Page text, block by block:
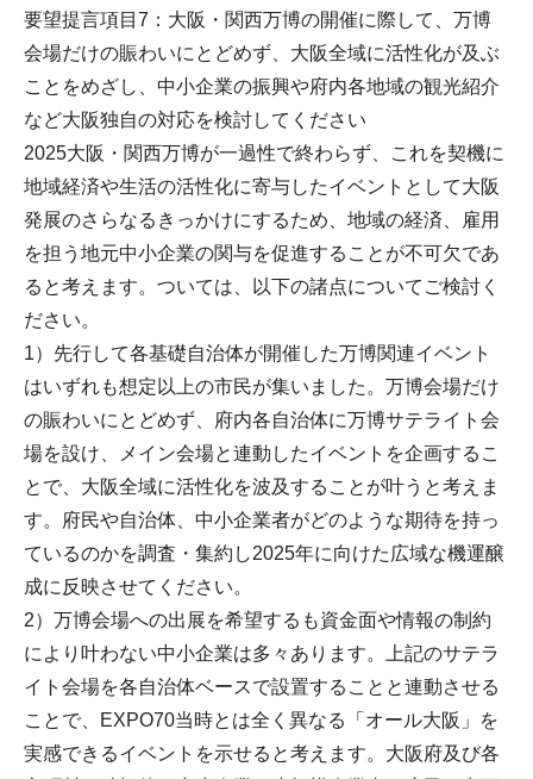
要望提言項目7：大阪・関西万博の開催に際して、万博
会場だけの賑わいにとどめず、大阪全域に活性化が及ぶ
ことをめざし、中小企業の振興や府内各地域の観光紹介
など大阪独自の対応を検討してください
2025大阪・関西万博が一過性で終わらず、これを契機に
地域経済や生活の活性化に寄与したイベントとして大阪
発展のさらなるきっかけにするため、地域の経済、雇用
を担う地元中小企業の関与を促進することが不可欠であ
ると考えます。ついては、以下の諸点についてご検討く
ださい。
1）先行して各基礎自治体が開催した万博関連イベント
はいずれも想定以上の市民が集いました。万博会場だけ
の賑わいにとどめず、府内各自治体に万博サテライト会
場を設け、メイン会場と連動したイベントを企画するこ
とで、大阪全域に活性化を波及することが叶うと考えま
す。府民や自治体、中小企業者がどのような期待を持っ
ているのかを調査・集約し2025年に向けた広域な機運醸
成に反映させてください。
2）万博会場への出展を希望するも資金面や情報の制約
により叶わない中小企業は多々あります。上記のサテラ
イト会場を各自治体ベースで設置することと連動させる
ことで、EXPO70当時とは全く異なる「オール大阪」を
実感できるイベントを示せると考えます。大阪府及び各